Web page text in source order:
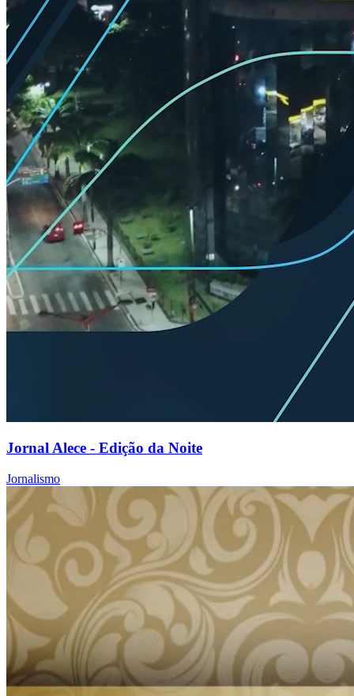
Jornal Alece - Edição da Noite
Jornalismo